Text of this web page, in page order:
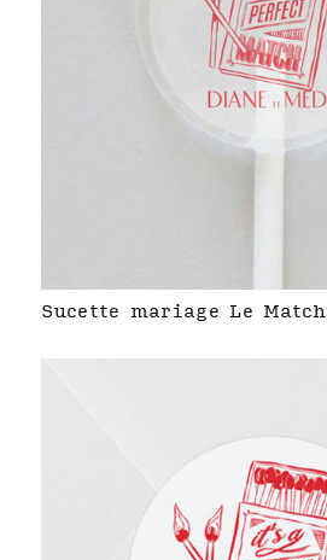
Sucette mariage Le Match